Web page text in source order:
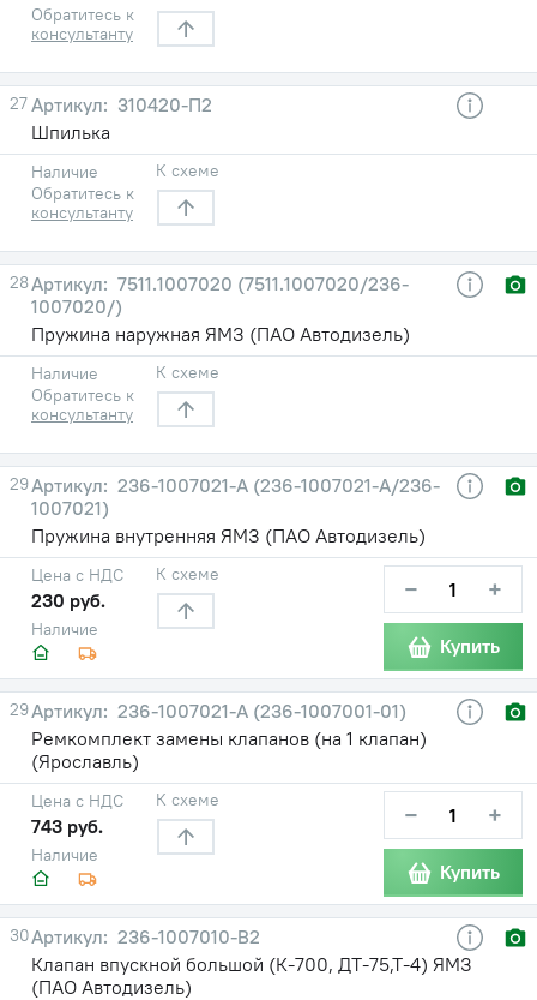
Обратитесь к
консультанту
27
310420-П2
Шпилька
Наличие
Обратитесь к
консультанту
К схеме
28
7511.1007020 (7511.1007020/236-
1007020/)
Пружина наружная ЯМЗ (ПАО Автодизель)
Наличие
Обратитесь к
консультанту
К схеме
29
236-1007021-А (236-1007021-А/236-
1007021)
Пружина внутренняя ЯМЗ (ПАО Автодизель)
Наличие
Цена с НДС
230 руб.
К схеме − +
Купить
29
236-1007021-А (236-1007001-01)
Ремкомплект замены клапанов (на 1 клапан)
(Ярославль)
Наличие
Цена с НДС
743 руб.
К схеме − +
Купить
30
236-1007010-В2
Клапан впускной большой (К-700, ДТ-75,Т-4) ЯМЗ
(ПАО Автодизель)